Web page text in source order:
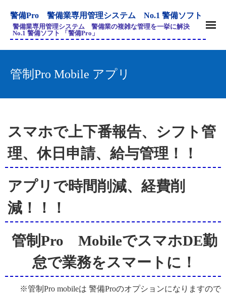
警備Pro 警備業専用管理システム No.1 警備ソフト
警備業専用管理システム 警備業の複雑な管理を一挙に解決
No.1 警備ソフト 「警備Pro」
管制Pro Mobile アプリ
スマホで上下番報告、シフト管
理、休日申請、給与管理！！
アプリで時間削減、経費削
減！！！
管制Pro MobileでスマホDE勤
怠で業務をスマートに！
※管制Pro mobileは 警備Proのオプションになりますので